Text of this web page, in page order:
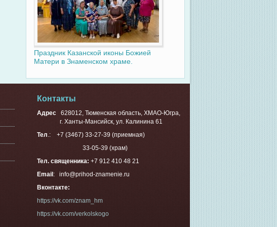
Праздник Казанской иконы Божией
Матери в Знаменском храме.
Контакты
Адрес 628012, Тюменская область, ХМАО-Югра,
г. Ханты-Мансийск, ул. Калинина 61
Тел.: +7 (3467) 33-27-39 (приемная)
33-05-39 (храм)
Тел. священника: +7 912 410 48 21
Email : info@prihod-znamenie.ru
Вконтакте:
https://vk.com/znam_hm
https://vk.com/verkolskogo